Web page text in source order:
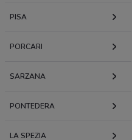
PISA
PORCARI
SARZANA
PONTEDERA
LA SPEZIA